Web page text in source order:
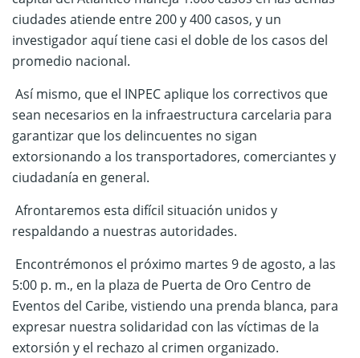
ciudades atiende entre 200 y 400 casos, y un
investigador aquí tiene casi el doble de los casos del
promedio nacional.
Así mismo, que el INPEC aplique los correctivos que
sean necesarios en la infraestructura carcelaria para
garantizar que los delincuentes no sigan
extorsionando a los transportadores, comerciantes y
ciudadanía en general.
Afrontaremos esta difícil situación unidos y
respaldando a nuestras autoridades.
Encontrémonos el próximo martes 9 de agosto, a las
5:00 p. m., en la plaza de Puerta de Oro Centro de
Eventos del Caribe, vistiendo una prenda blanca, para
expresar nuestra solidaridad con las víctimas de la
extorsión y el rechazo al crimen organizado.